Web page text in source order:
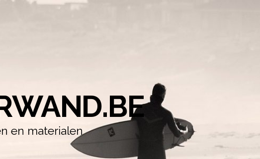
en materialen